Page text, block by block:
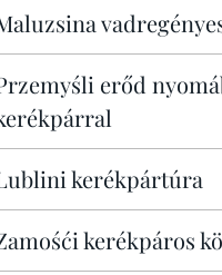
erőd
kerékpártúra
kerékpáros